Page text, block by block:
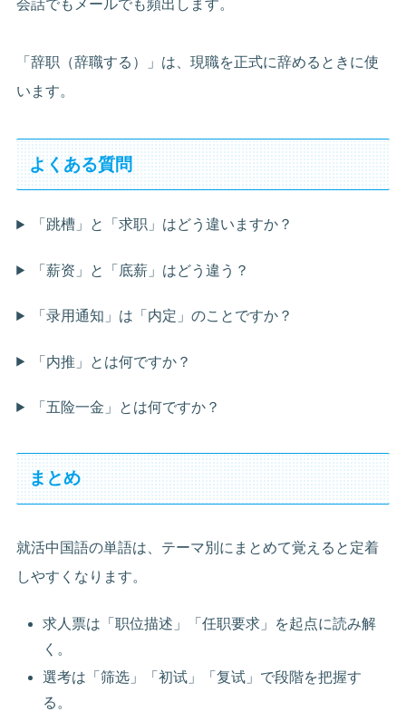
会話でもメールでも頻出します。
「辞职（辞職する）」は、現職を正式に辞めるときに使
います。
よくある質問
「跳槽」と「求职」はどう違いますか？
「薪资」と「底薪」はどう違う？
「录用通知」は「内定」のことですか？
「内推」とは何ですか？
「五险一金」とは何ですか？
まとめ
就活中国語の単語は、テーマ別にまとめて覚えると定着
しやすくなります。
求人票は「职位描述」「任职要求」を起点に読み解
く。
選考は「筛选」「初试」「复试」で段階を把握す
る。